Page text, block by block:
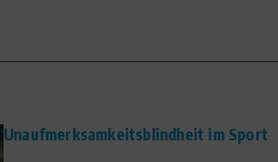
Unaufmerksamkeitsblindheit im Sport